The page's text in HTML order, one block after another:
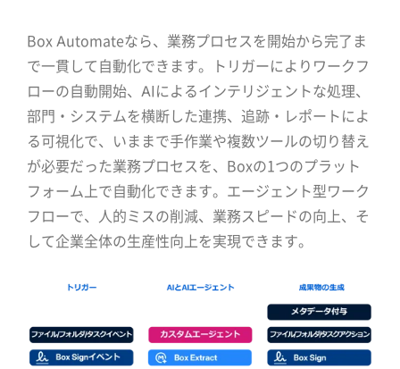
Box Automateなら、業務プロセスを開始から完了ま
で一貫して自動化できます。トリガーによりワークフ
ローの自動開始、AIによるインテリジェントな処理、
部門・システムを横断した連携、追跡・レポートによ
る可視化で、いままで手作業や複数ツールの切り替え
が必要だった業務プロセスを、Boxの1つのプラット
フォーム上で自動化できます。エージェント型ワーク
フローで、人的ミスの削減、業務スピードの向上、そ
して企業全体の生産性向上を実現できます。